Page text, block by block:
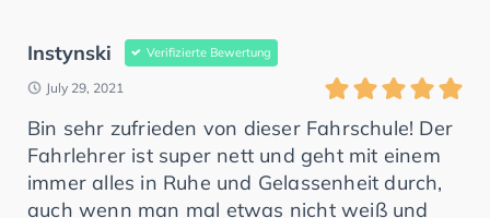
Instynski Verifizierte Bewertung
July 29, 2021
Bin sehr zufrieden von dieser Fahrschule! Der
Fahrlehrer ist super nett und geht mit einem
immer alles in Ruhe und Gelassenheit durch,
auch wenn man mal etwas nicht weiß und